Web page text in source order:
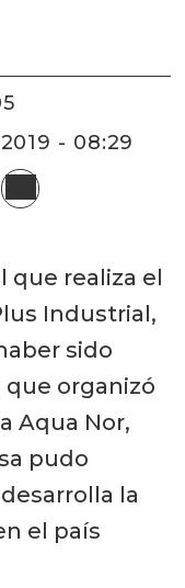
- 08:29
que realiza el
Industrial,
sido
que organizó
Aqua Nor,
pudo
la
el país